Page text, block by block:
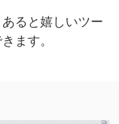
ると嬉しいツー
ます。